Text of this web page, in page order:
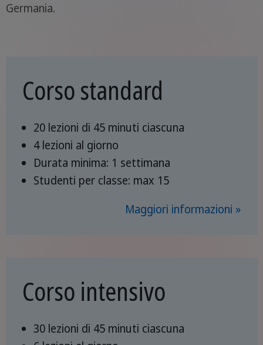
Germania.
Corso standard
20 lezioni di 45 minuti ciascuna
4 lezioni al giorno
Durata minima: 1 settimana
Studenti per classe: max 15
Maggiori informazioni »
Corso intensivo
30 lezioni di 45 minuti ciascuna